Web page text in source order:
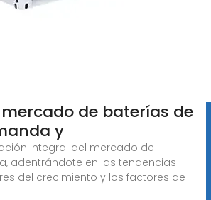
de baterías de
y
integral del mercado de
adentrándote en las tendencias
del crecimiento y los factores de